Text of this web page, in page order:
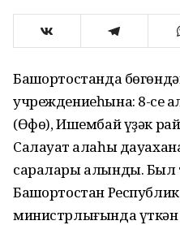
Башҡортостанда
учреждениеһына: 8-се
(Өфө), Ишембай үҙәк
Салауат ҡалаһы
саралары алынды. Был
Башҡортостан
министрлығында